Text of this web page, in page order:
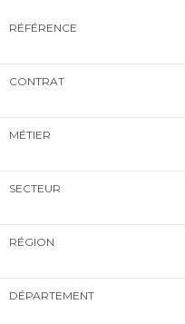
RÉFÉRENCE
CONTRAT
MÉTIER
SECTEUR
RÉGION
DÉPARTEMENT